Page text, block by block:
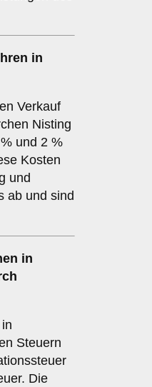
in
Verkauf
Nisting
und 2 %
Kosten
und
ab und sind
in
Steuern
Die